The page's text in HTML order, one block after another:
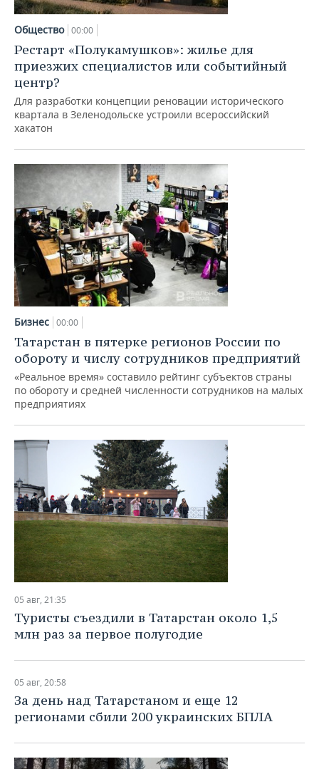
Общество 00:00
Рестарт «Полукамушков»: жилье для
приезжих специалистов или событийный
центр?
Для разработки концепции реновации исторического
квартала в Зеленодольске устроили всероссийский
хакатон
Бизнес 00:00
Татарстан в пятерке регионов России по
обороту и числу сотрудников предприятий
«Реальное время» составило рейтинг субъектов страны
по обороту и средней численности сотрудников на малых
предприятиях
05 авг, 21:35
Туристы съездили в Татарстан около 1,5
млн раз за первое полугодие
05 авг, 20:58
За день над Татарстаном и еще 12
регионами сбили 200 украинских БПЛА